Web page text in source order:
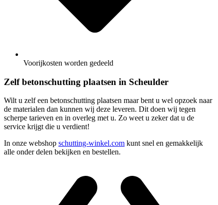
Voorijkosten worden gedeeld
Zelf betonschutting plaatsen in Scheulder
Wilt u zelf een betonschutting plaatsen maar bent u wel opzoek naar
de materialen dan kunnen wij deze leveren. Dit doen wij tegen
scherpe tarieven en in overleg met u. Zo weet u zeker dat u de
service krijgt die u verdient!
In onze webshop schutting-winkel.com kunt snel en gemakkelijk
alle onder delen bekijken en bestellen.